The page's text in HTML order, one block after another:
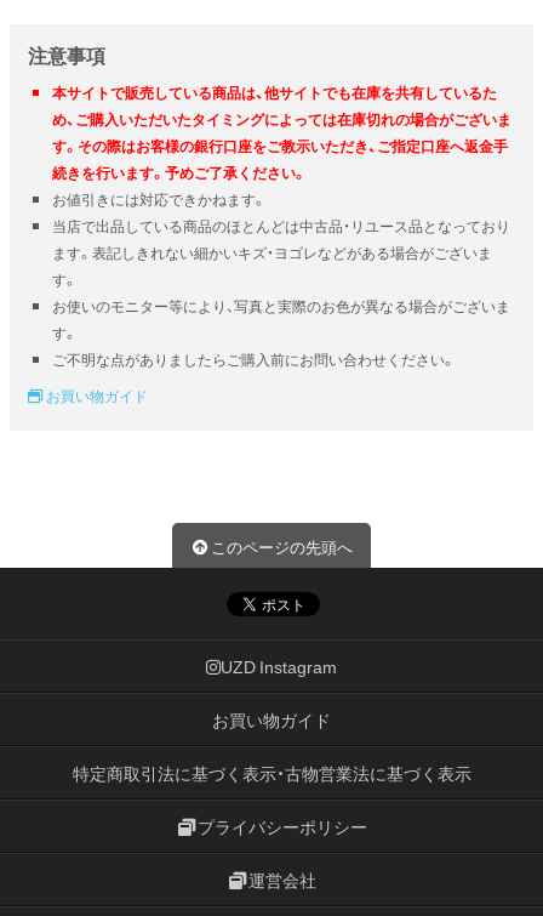
注意事項
本サイトで販売している商品は、他サイトでも在庫を共有しているた
め、ご購入いただいたタイミングによっては在庫切れの場合がございま
す。その際はお客様の銀行口座をご教示いただき、ご指定口座へ返金手
続きを行います。予めご了承ください。
お値引きには対応できかねます。
当店で出品している商品のほとんどは中古品・リユース品となっており
ます。表記しきれない細かいキズ・ヨゴレなどがある場合がございま
す。
お使いのモニター等により、写真と実際のお色が異なる場合がございま
す。
ご不明な点がありましたらご購入前にお問い合わせください。
お買い物ガイド
このページの先頭へ
UZD Instagram
お買い物ガイド
特定商取引法に基づく表示・古物営業法に基づく表示
プライバシーポリシー
運営会社